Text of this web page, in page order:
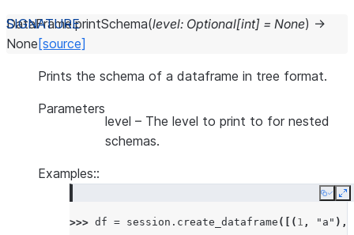
DataFrame.printSchema(level: Optional[int] = None) →
None [source]
Prints the schema of a dataframe in tree format.
Parameters
level – The level to print to for nested
schemas.
Examples::
Copy
>>> df = session . create_dataframe ([( 1 , "a" ),